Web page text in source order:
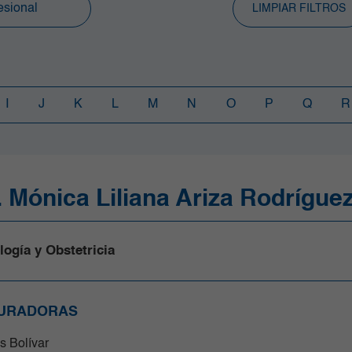
LIMPIAR FILTROS
J K L M N O P Q R
Mónica Liliana Ariza
y Obstetricia
Bolívar